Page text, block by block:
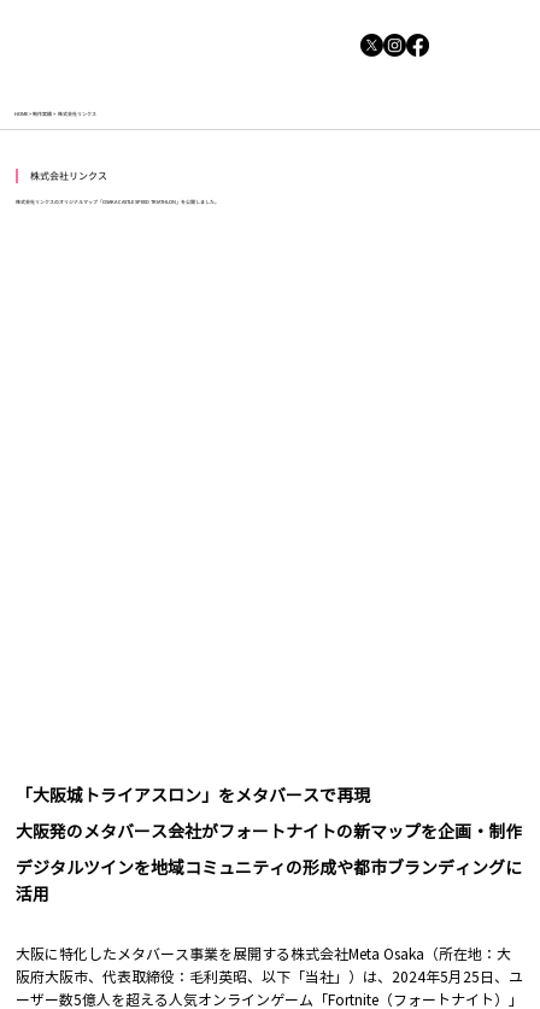
HOME>制作実績> 株式会社リンクス
株式会社リンクス
株式会社リンクスのオリジナルマップ「OSAKA CASTLE SPEED TRIATHLON」を公開しました。
「大阪城トライアスロン」をメタバースで再現
大阪発のメタバース会社がフォートナイトの新マップを企画・制作
デジタルツインを地域コミュニティの形成や都市ブランディングに
活用
大阪に特化したメタバース事業を展開する株式会社Meta Osaka（所在地：大
阪府大阪市、代表取締役：毛利英昭、以下「当社」）は、2024年5月25日、ユ
ーザー数5億人を超える人気オンラインゲーム「Fortnite（フォートナイト）」